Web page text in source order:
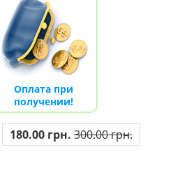
Оплата при
получении!
180.00 грн. 300.00 грн.